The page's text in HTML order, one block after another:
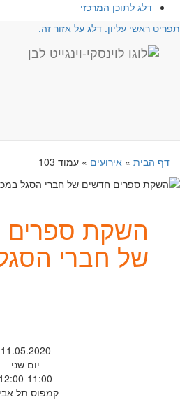
דלג לתוכן המרכזי
ראשי עליון. דלג על אזור זה.
דף הבית» אירועים» עמוד 103
השקת ספרים
של חברי
11.05.2020
יום שני
12:00-11:00
קמפוס תל